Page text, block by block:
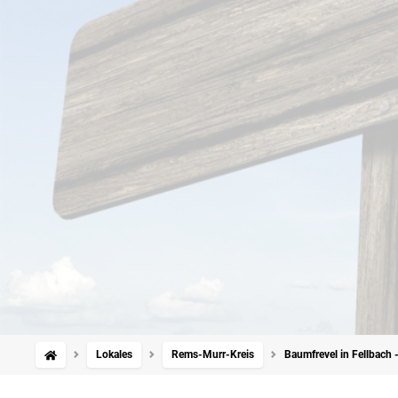
Lokales Rems-Murr-Kreis Baumfrevel in